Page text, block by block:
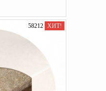
58212 ХИТ!